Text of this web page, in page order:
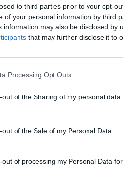
to third parties prior to your opt-
of your personal information by third
information may also be disclosed by
that may further disclose it to
Processing Opt Outs
out of the Sharing of my personal data.
of the Sale of my Personal Data.
out of processing my Personal Data